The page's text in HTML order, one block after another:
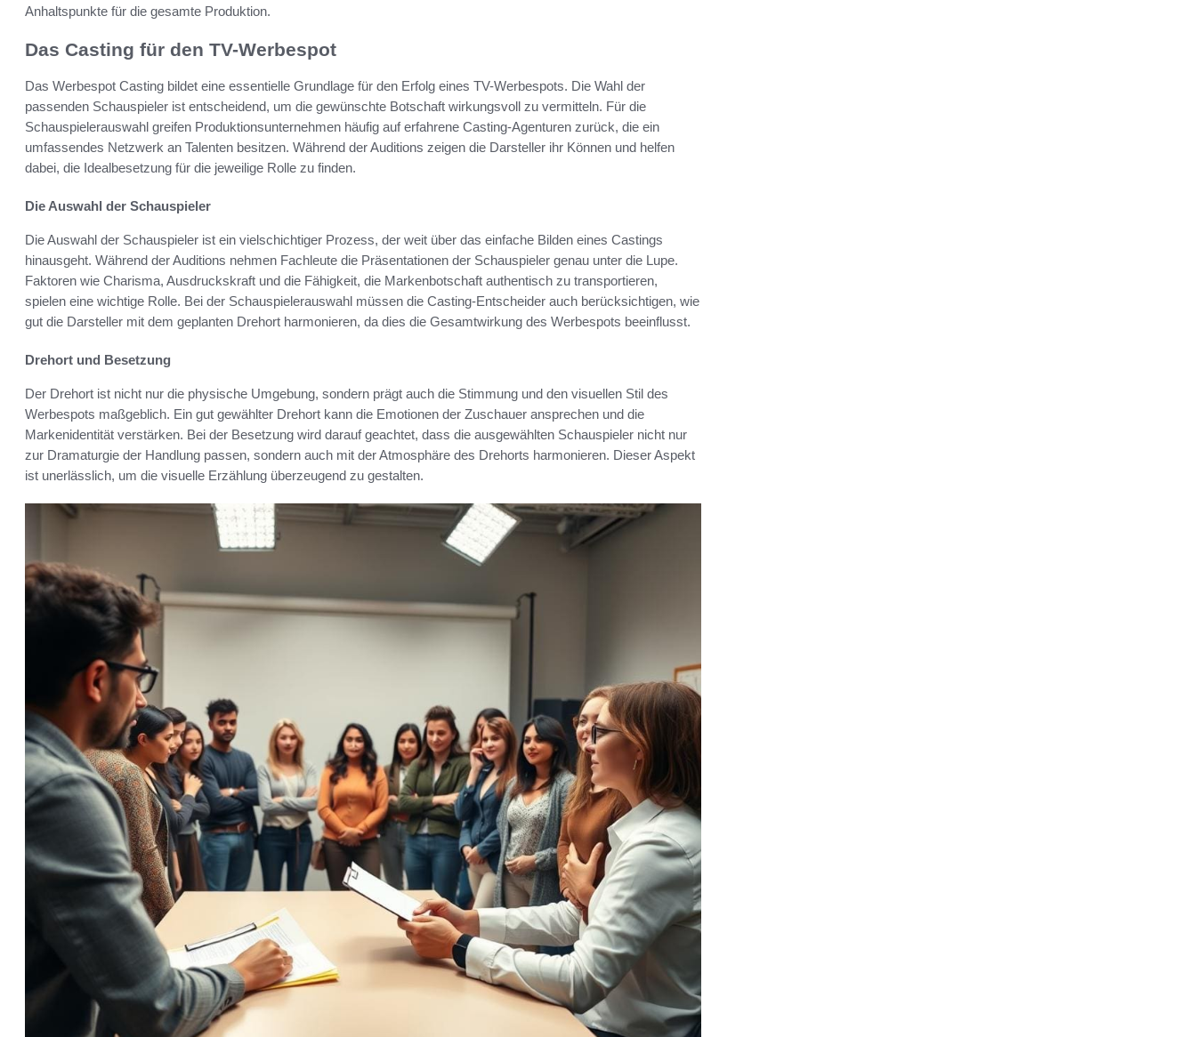
Anhaltspunkte für die gesamte Produktion.
Das Casting für den TV-Werbespot
Das Werbespot Casting bildet eine essentielle Grundlage für den Erfolg eines TV-Werbespots. Die Wahl der
passenden Schauspieler ist entscheidend, um die gewünschte Botschaft wirkungsvoll zu vermitteln. Für die
Schauspielerauswahl greifen Produktionsunternehmen häufig auf erfahrene Casting-Agenturen zurück, die ein
umfassendes Netzwerk an Talenten besitzen. Während der Auditions zeigen die Darsteller ihr Können und helfen
dabei, die Idealbesetzung für die jeweilige Rolle zu finden.
Die Auswahl der Schauspieler
Die Auswahl der Schauspieler ist ein vielschichtiger Prozess, der weit über das einfache Bilden eines Castings
hinausgeht. Während der Auditions nehmen Fachleute die Präsentationen der Schauspieler genau unter die Lupe.
Faktoren wie Charisma, Ausdruckskraft und die Fähigkeit, die Markenbotschaft authentisch zu transportieren,
spielen eine wichtige Rolle. Bei der Schauspielerauswahl müssen die Casting-Entscheider auch berücksichtigen, wie
gut die Darsteller mit dem geplanten Drehort harmonieren, da dies die Gesamtwirkung des Werbespots beeinflusst.
Drehort und Besetzung
Der Drehort ist nicht nur die physische Umgebung, sondern prägt auch die Stimmung und den visuellen Stil des
Werbespots maßgeblich. Ein gut gewählter Drehort kann die Emotionen der Zuschauer ansprechen und die
Markenidentität verstärken. Bei der Besetzung wird darauf geachtet, dass die ausgewählten Schauspieler nicht nur
zur Dramaturgie der Handlung passen, sondern auch mit der Atmosphäre des Drehorts harmonieren. Dieser Aspekt
ist unerlässlich, um die visuelle Erzählung überzeugend zu gestalten.